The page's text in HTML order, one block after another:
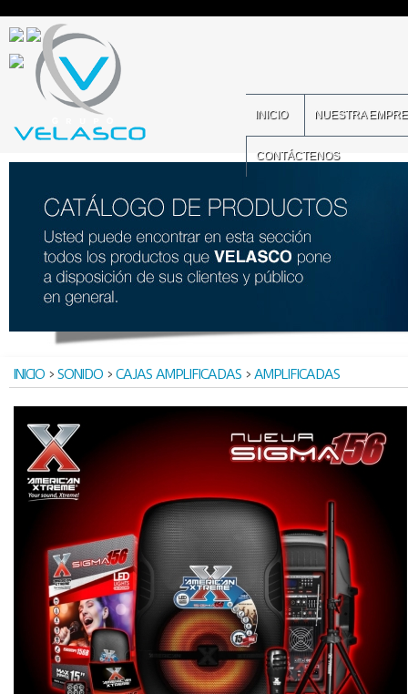
INICIO NUESTRA
CONTÁCTENOS
INICIO > SONIDO > CAJAS AMPLIFICADAS > AMPLIFICADAS